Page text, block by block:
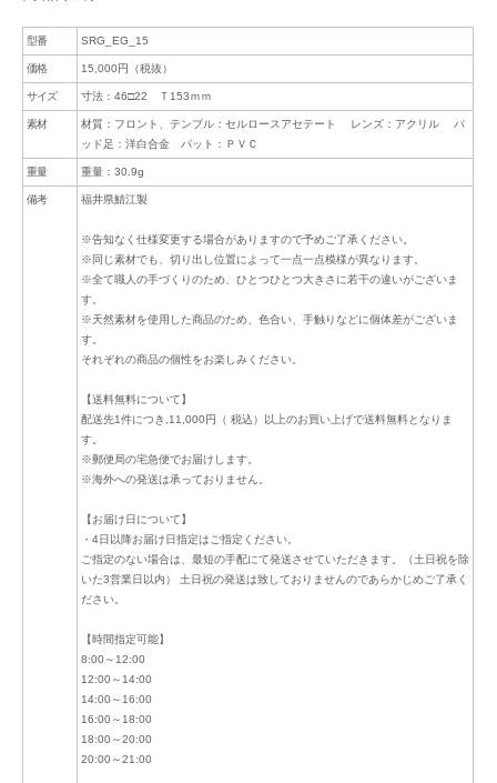
型番 SRG_EG_15
価格 15,000円（税抜）
サイズ 寸法：46□22 Ｔ153ｍｍ
素材
材質：フロント、テンプル：セルロースアセテート レンズ：アクリル パ
ッド足：洋白合金 パット：ＰＶＣ
重量 重量：30.9g
備考 福井県鯖江製
※告知なく仕様変更する場合がありますので予めご了承ください。
※同じ素材でも、切り出し位置によって一点一点模様が異なります。
※全て職人の手づくりのため、ひとつひとつ大きさに若干の違いがございま
す。
※天然素材を使用した商品のため、色合い、手触りなどに個体差がございま
す。
それぞれの商品の個性をお楽しみください。
【送料無料について】
配送先1件につき,11,000円（ 税込）以上のお買い上げで送料無料となりま
す。
※郵便局の宅急便でお届けします。
※海外への発送は承っておりません。
【お届け日について】
・4日以降お届け日指定はご指定ください。
ご指定のない場合は、最短の手配にて発送させていただきます。（土日祝を除
いた3営業日以内） 土日祝の発送は致しておりませんのであらかじめご了承く
ださい。
【時間指定可能】
8:00～12:00
12:00～14:00
14:00～16:00
16:00～18:00
18:00～20:00
20:00～21:00